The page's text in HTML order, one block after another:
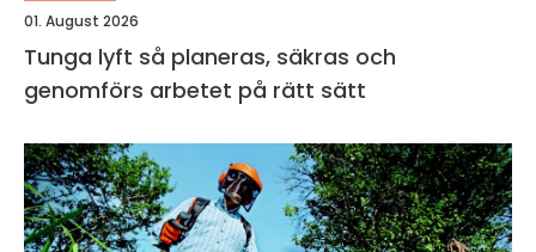
01. August 2026
Tunga lyft så planeras, säkras och
genomförs arbetet på rätt sätt